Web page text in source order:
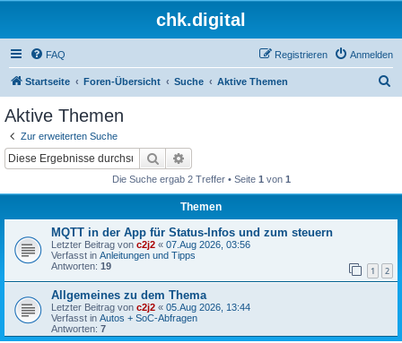
chk.digital
FAQ Anmelden
Registrieren
Startseite Foren-Übersicht Suche Aktive Themen
Aktive Themen
Zur erweiterten Suche
Suche
Die Suche ergab 2 Treffer • Seite 1 von 1
Themen
MQTT in der App für Status-Infos und zum steuern
Letzter Beitrag von c2j2 « 07.Aug 2026, 03:56
Verfasst in Anleitungen und Tipps
Antworten: 19 1 2
Allgemeines zu dem Thema
Letzter Beitrag von c2j2 « 05.Aug 2026, 13:44
Verfasst in Autos + SoC-Abfragen
Antworten: 7